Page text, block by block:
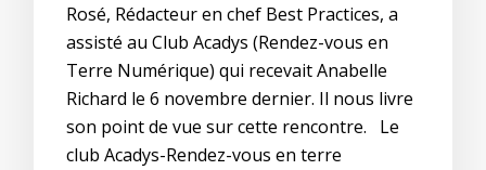
Rosé, Rédacteur en chef Best Practices, a
assisté au Club Acadys (Rendez-vous en
Terre Numérique) qui recevait Anabelle
Richard le 6 novembre dernier. Il nous livre
son point de vue sur cette rencontre. Le
club Acadys-Rendez-vous en terre